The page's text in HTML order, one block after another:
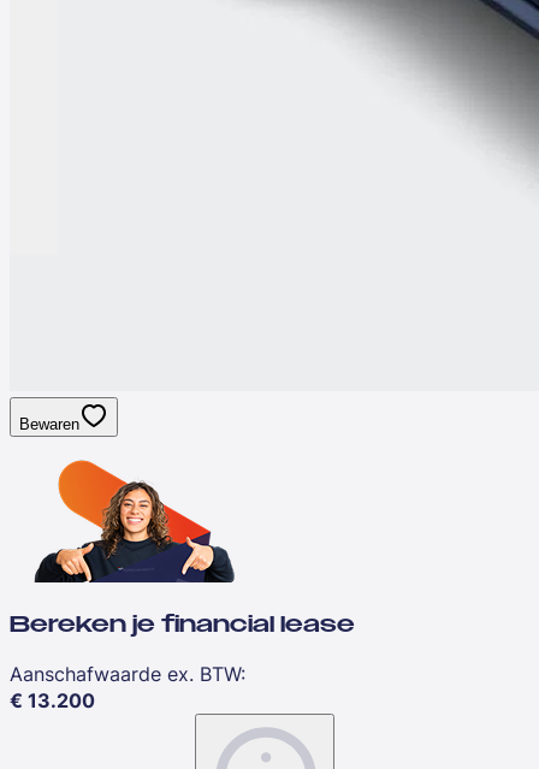
Bewaren
Bereken je financial lease
Aanschafwaarde ex. BTW:
€ 13.200